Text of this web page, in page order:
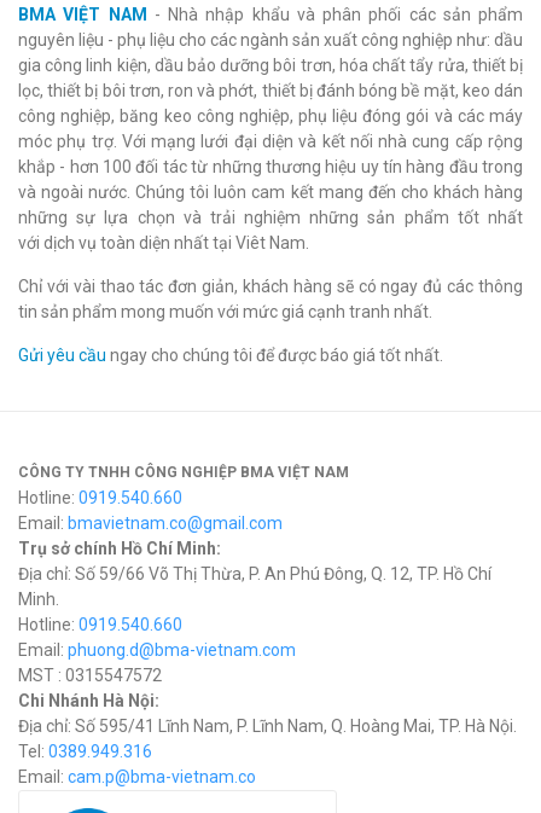
BMA VIỆT NAM
- Nhà nhập khẩu và phân phối các sản phẩm
nguyên liệu - phụ liệu cho các ngành sản xuất công nghiệp như: dầu
gia công linh kiện, dầu bảo dưỡng bôi trơn, hóa chất tẩy rửa, thiết bị
lọc, thiết bị bôi trơn, ron và phớt, thiết bị đánh bóng bề mặt, keo dán
công nghiệp, băng keo công nghiệp, phụ liệu đóng gói và các máy
móc phụ trợ. Với mạng lưới đại diện và kết nối nhà cung cấp rộng
khắp - hơn 100 đối tác từ những thương hiệu uy tín hàng đầu trong
và ngoài nước. Chúng tôi luôn cam kết mang đến cho khách hàng
những sự lựa chọn và trải nghiệm những sản phẩm tốt nhất
với dịch vụ toàn diện nhất tại Viêt Nam.
Chỉ với vài thao tác đơn giản, khách hàng sẽ có ngay đủ các thông
tin sản phẩm mong muốn với mức giá cạnh tranh nhất.
Gửi yêu cầu ngay cho chúng tôi để được báo giá tốt nhất.
CÔNG TY TNHH CÔNG NGHIỆP BMA VIỆT NAM
Hotline: 0919.540.660
Email: bmavietnam.co@gmail.com
Trụ sở chính Hồ Chí Minh:
Địa chỉ: Số 59/66 Võ Thị Thừa, P. An Phú Đông, Q. 12, TP. Hồ Chí
Minh.
Hotline: 0919.540.660
Email: phuong.d@bma-vietnam.com
MST : 0315547572
Chi Nhánh Hà Nội:
Địa chỉ: Số 595/41 Lĩnh Nam, P. Lĩnh Nam, Q. Hoàng Mai, TP. Hà Nội.
Tel: 0389.949.316
Email: cam.p@bma-vietnam.co